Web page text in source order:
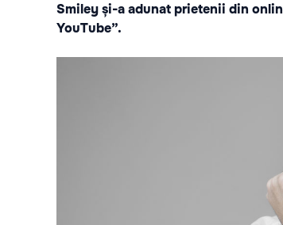
Smiley și-a adunat prietenii din
YouTube”.